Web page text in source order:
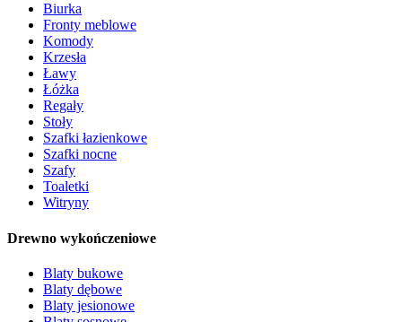
Biurka
Fronty meblowe
Komody
Krzesła
Ławy
Łóżka
Regały
Stoły
Szafki łazienkowe
Szafki nocne
Szafy
Toaletki
Witryny
Drewno wykończeniowe
Blaty bukowe
Blaty dębowe
Blaty jesionowe